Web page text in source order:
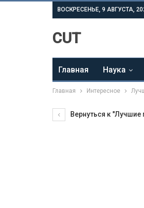
ВОСКРЕСЕНЬЕ, 9 АВГУСТА,
CUT
Главная Наука
Главная Интересное
Вернуться к